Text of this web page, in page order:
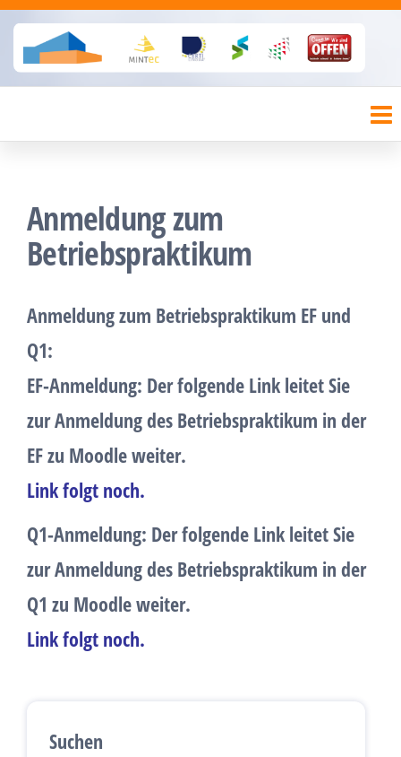
Zum
Inhalt
springen
Herder-Gymnasium KölnStädt. Johann-Gottfried-Herder-
Anmeldung zum
Betriebspraktikum
Anmeldung zum Betriebspraktikum EF und
Q1:
EF-Anmeldung: Der folgende Link leitet Sie
zur Anmeldung des Betriebspraktikum in der
EF zu Moodle weiter.
Link folgt noch.
Q1-Anmeldung: Der folgende Link leitet Sie
zur Anmeldung des Betriebspraktikum in der
Q1 zu Moodle weiter.
Link folgt noch.
Suchen